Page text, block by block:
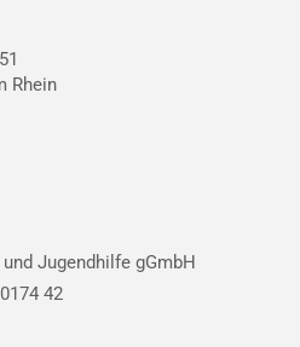
Rhein
Jugendhilfe gGmbH
42